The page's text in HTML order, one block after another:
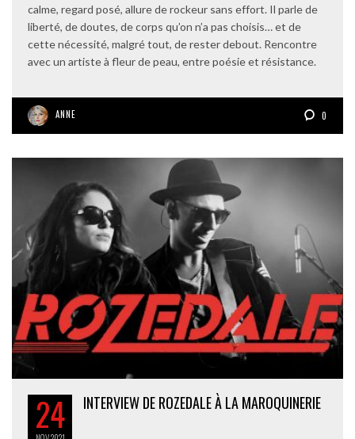
calme, regard posé, allure de rockeur sans effort. Il parle de
liberté, de doutes, de corps qu’on n’a pas choisis… et de
cette nécessité, malgré tout, de rester debout. Rencontre
avec un artiste à fleur de peau, entre poésie et résistance.
ANNE 0
24 INTERVIEW DE ROZEDALE À LA MAROQUINERIE